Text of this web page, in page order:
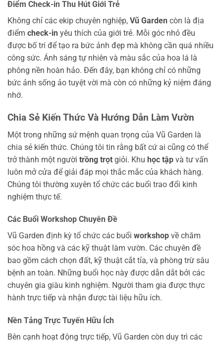
Điểm Check-in Thu Hút Giới Trẻ
Không chỉ các ekip chuyên nghiệp, Vũ Garden còn là địa
điểm check-in yêu thích của giới trẻ. Mỗi góc nhỏ đều
được bố trí để tạo ra bức ảnh đẹp mà không cần quá nhiều
công sức. Ánh sáng tự nhiên và màu sắc của hoa lá là
phông nền hoàn hảo. Đến đây, bạn không chỉ có những
bức ảnh sống ảo tuyệt vời mà còn có những kỷ niệm đáng
nhớ.
Chia Sẻ Kiến Thức Và Hướng Dẫn Làm Vườn
Một trong những sứ mệnh quan trọng của Vũ Garden là
chia sẻ kiến thức. Chúng tôi tin rằng bất cứ ai cũng có thể
trở thành một người trồng trọt giỏi. Khu học tập và tư vấn
luôn mở cửa để giải đáp mọi thắc mắc của khách hàng.
Chúng tôi thường xuyên tổ chức các buổi trao đổi kinh
nghiệm thực tế.
Các Buổi Workshop Chuyên Đề
Vũ Garden định kỳ tổ chức các buổi workshop về chăm
sóc hoa hồng và các kỹ thuật làm vườn. Các chuyên đề
bao gồm cách chọn đất, kỹ thuật cắt tỉa, và phòng trừ sâu
bệnh an toàn. Những buổi học này được dẫn dắt bởi các
chuyên gia giàu kinh nghiệm. Người tham gia được thực
hành trực tiếp và nhận được tài liệu hữu ích.
Nền Tảng Trực Tuyến Hữu Ích
Bên cạnh hoạt động trực tiếp, Vũ Garden còn duy trì các